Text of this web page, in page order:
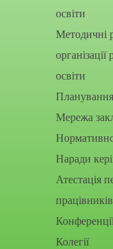
освіти
Методичні
освіти
Планування
Мережа
Наради
Атестація
працівників
Колегії